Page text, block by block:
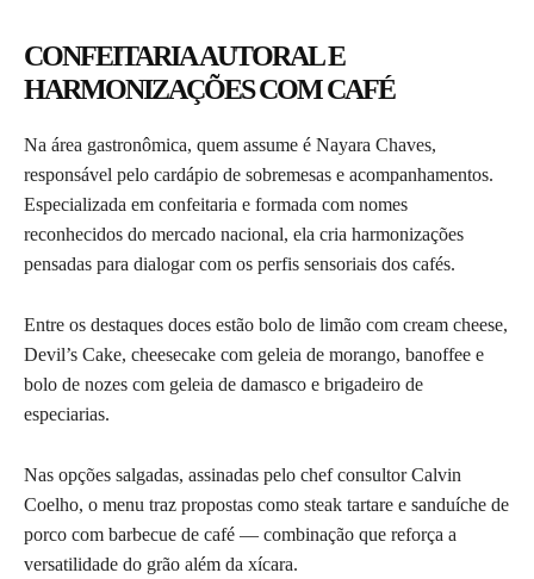
CONFEITARIA AUTORAL E
HARMONIZAÇÕES COM CAFÉ
Na área gastronômica, quem assume é Nayara Chaves,
responsável pelo cardápio de sobremesas e acompanhamentos.
Especializada em confeitaria e formada com nomes
reconhecidos do mercado nacional, ela cria harmonizações
pensadas para dialogar com os perfis sensoriais dos cafés.
Entre os destaques doces estão bolo de limão com cream cheese,
Devil’s Cake, cheesecake com geleia de morango, banoffee e
bolo de nozes com geleia de damasco e brigadeiro de
especiarias.
Nas opções salgadas, assinadas pelo chef consultor Calvin
Coelho, o menu traz propostas como steak tartare e sanduíche de
porco com barbecue de café — combinação que reforça a
versatilidade do grão além da xícara.